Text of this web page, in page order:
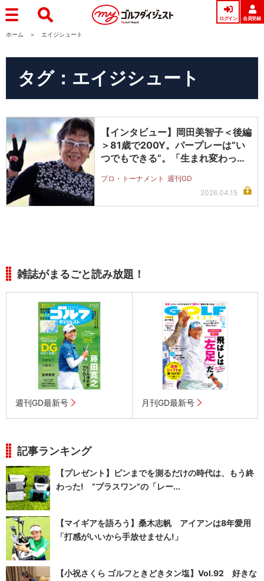
ログイン 会員登録
ホーム エイジシュート
タグ：エイジシュート
【インタビュー】岡田美智子＜後編
＞81歳で200Y。パープレーは“い
つでもできる”。「生まれ変わっ
プロ・トーナメント 週刊GD
2026.04.15
雑誌がまるごと読み放題！
週刊GD最新号 月刊GD最新号
記事ランキング
【プレゼント】ピンまでを測るだけの時代は、もう終
わった! “プラスワン”の「レー...
【マイギアを語ろう】桑木志帆 アイアンは8年愛用
「打感がいいから手放せません!」
【小祝さくら ゴルフときどきタン塩】Vol.92 好きな